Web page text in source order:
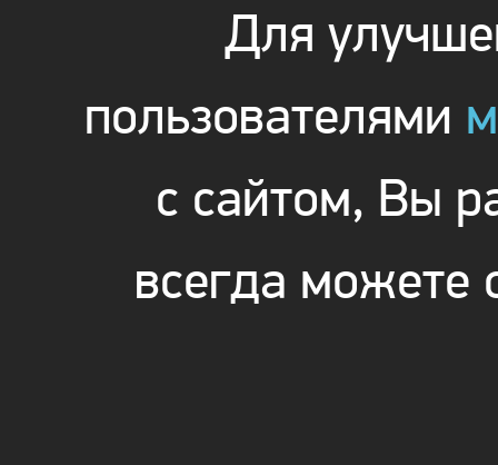
Для
пользователями
с сайтом, Вы
всегда можете